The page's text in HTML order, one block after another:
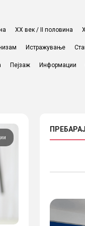
ХХ век / II половина
Истражување
Пејзаж Информации
ПРЕБАРАЈ